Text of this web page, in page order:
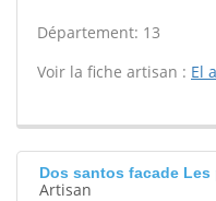
Département: 13
Voir la fiche artisan : El
Dos santos facade Les
Artisan